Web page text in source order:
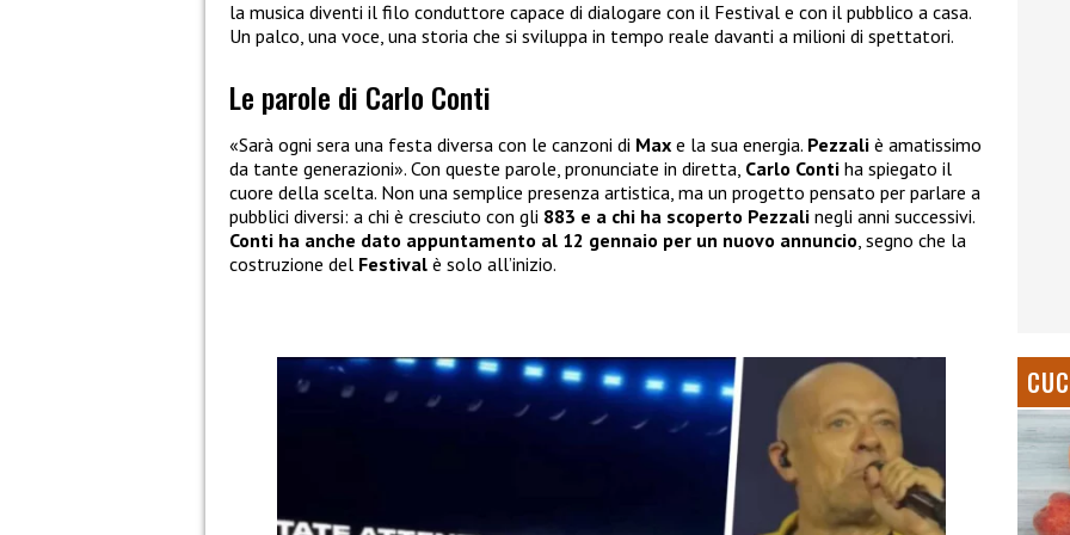
la musica diventi il filo conduttore capace di dialogare con il Festival e con il pubblico a casa.
Un palco, una voce, una storia che si sviluppa in tempo reale davanti a milioni di spettatori.
Le parole di Carlo Conti
«Sarà ogni sera una festa diversa con le canzoni di Max e la sua energia. Pezzali è amatissimo
da tante generazioni». Con queste parole, pronunciate in diretta, Carlo Conti ha spiegato il
cuore della scelta. Non una semplice presenza artistica, ma un progetto pensato per parlare a
pubblici diversi: a chi è cresciuto con gli 883 e a chi ha scoperto Pezzali negli anni successivi.
Conti ha anche dato appuntamento al 12 gennaio per un nuovo annuncio, segno che la
costruzione del Festival è solo all’inizio.